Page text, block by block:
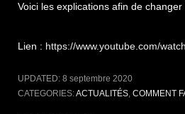
Voici les explications afin de changer
Lien : https://www.youtube.com/
UPDATED: 8 septembre 2020
CATEGORIES:ACTUALITÉS, COMMENT